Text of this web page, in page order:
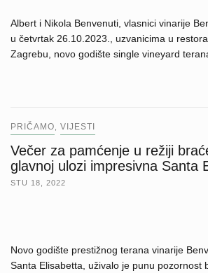
Albert i Nikola Benvenuti, vlasnici vinarije
u četvrtak 26.10.2023., uzvanicima u
Zagrebu, novo godište single vineyard
PRIČAMO VIJESTI
Večer za pamćenje u režiji
glavnoj ulozi impresivna Santa
STU 18, 2022
Novo godište prestižnog terana vinarije
Santa Elisabetta, uživalo je punu pozornost